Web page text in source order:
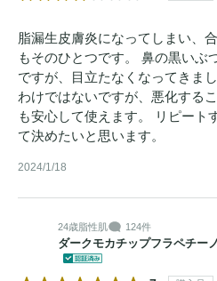
脂漏生皮膚炎になってしまい、
もそのひとつです。 鼻の黒いぶ
ですが、目立たなくなってきま
わけではないですが、悪化する
も安心して使えます。 リピート
て決めたいと思います。
2024/1/18
24歳脂性肌 124件
ダークモカチップフラペチーノ